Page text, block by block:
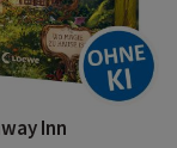
Inn